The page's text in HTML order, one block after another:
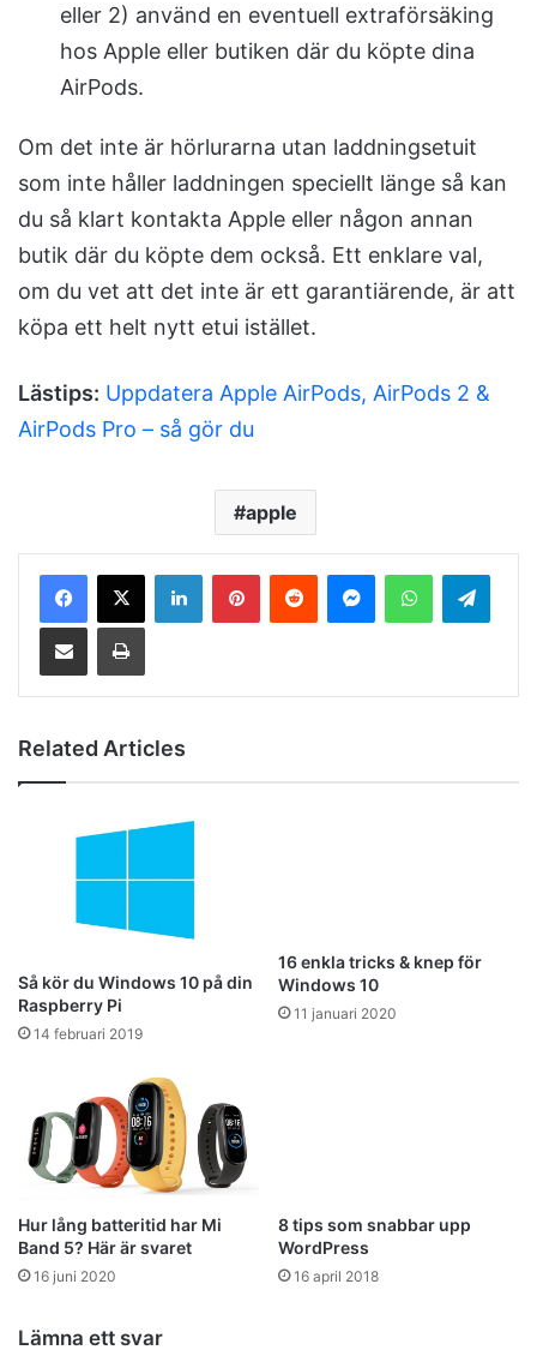
eller 2) använd en eventuell extraförsäking
hos Apple eller butiken där du köpte dina
AirPods.
Om det inte är hörlurarna utan laddningsetuit
som inte håller laddningen speciellt länge så kan
du så klart kontakta Apple eller någon annan
butik där du köpte dem också. Ett enklare val,
om du vet att det inte är ett garantiärende, är att
köpa ett helt nytt etui istället.
Lästips: Uppdatera Apple AirPods, AirPods 2 &
AirPods Pro – så gör du
apple
Related Articles
Så kör du Windows 10 på din
Raspberry Pi
14 februari 2019
16 enkla tricks & knep för
Windows 10
11 januari 2020
Hur lång batteritid har Mi
Band 5? Här är svaret
16 juni 2020
8 tips som snabbar upp
WordPress
16 april 2018
Lämna ett svar